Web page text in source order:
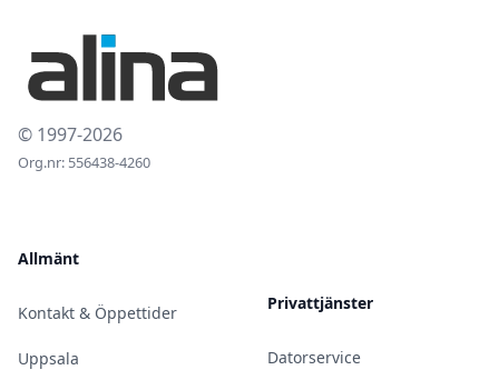
© 1997-2026
Org.nr: 556438-4260
Allmänt
Kontakt & Öppettider
Uppsala
Privattjänster
Datorservice